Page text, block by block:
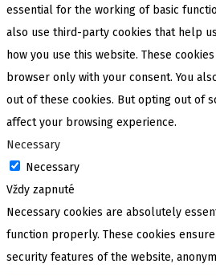
essential for the working of basic
also use third-party cookies that help
how you use this website. These
browser only with your consent. You
out of these cookies. But opting out of
affect your browsing experience.
Necessary
Necessary
Vždy zapnuté
Necessary cookies are absolutely
function properly. These cookies
security features of the website,